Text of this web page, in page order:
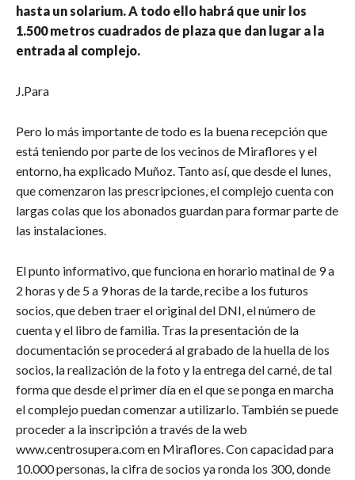
hasta un solarium. A todo ello habrá que unir los
1.500 metros cuadrados de plaza que dan lugar a la
entrada al complejo.
J.Para
Pero lo más importante de todo es la buena recepción que
está teniendo por parte de los vecinos de Miraflores y el
entorno, ha explicado Muñoz. Tanto así, que desde el lunes,
que comenzaron las prescripciones, el complejo cuenta con
largas colas que los abonados guardan para formar parte de
las instalaciones.
El punto informativo, que funciona en horario matinal de 9 a
2 horas y de 5 a 9 horas de la tarde, recibe a los futuros
socios, que deben traer el original del DNI, el número de
cuenta y el libro de familia. Tras la presentación de la
documentación se procederá al grabado de la huella de los
socios, la realización de la foto y la entrega del carné, de tal
forma que desde el primer día en el que se ponga en marcha
el complejo puedan comenzar a utilizarlo. También se puede
proceder a la inscripción a través de la web
www.centrosupera.com en Miraflores. Con capacidad para
10.000 personas, la cifra de socios ya ronda los 300, donde